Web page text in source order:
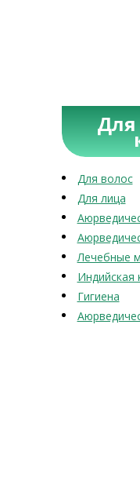
Для
Для волос
Для лица
Лечебные
Индийская
Гигиена